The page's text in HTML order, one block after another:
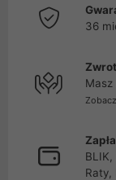
36
Masz
BLIK,
Raty,